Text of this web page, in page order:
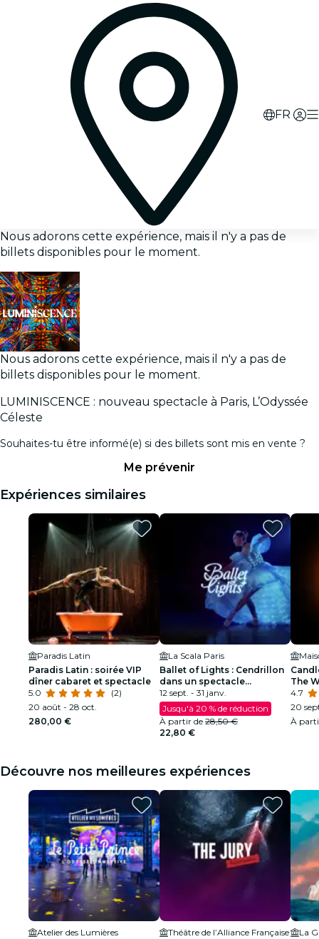
FR
Nous adorons cette expérience, mais il n'y a pas de
billets disponibles pour le moment.
Nous adorons cette expérience, mais il n'y a pas de
billets disponibles pour le moment.
LUMINISCENCE : nouveau spectacle à Paris, L’Odyssée
Céleste
Souhaites-tu être informé(e) si des billets sont mis en vente ?
Me prévenir
Expériences similaires
Paradis Latin
Paradis Latin : soirée VIP
dîner cabaret et spectacle
5.0
(2)
20 août - 28 oct.
280,00 €
La Scala Paris
Ballet of Lights : Cendrillon
dans un spectacle
étincelant
12 sept. - 31 janv.
Jusqu'à 20 % de réduction
À partir de 28,50 €
22,80 €
The
4.7
20
À
Découvre nos meilleures expériences
Atelier des Lumières
Théâtre de l’Alliance Française
La